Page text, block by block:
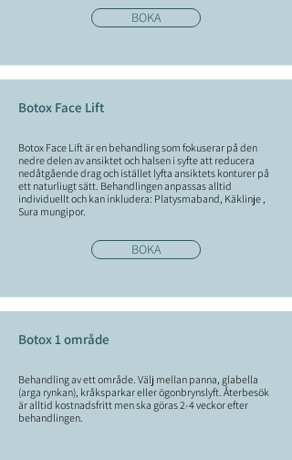
BOKA
Botox Face Lift
Botox Face Lift är en behandling som fokuserar på den
nedre delen av ansiktet och halsen i syfte att reducera
nedåtgående drag och istället lyfta ansiktets konturer på
ett naturliugt sätt. Behandlingen anpassas alltid
individuellt och kan inkludera: Platysmaband, Käklinje ,
Sura mungipor.
BOKA
Botox 1 område
Behandling av ett område. Välj mellan panna, glabella
(arga rynkan), kråksparkar eller ögonbrynslyft. Återbesök
är alltid kostnadsfritt men ska göras 2-4 veckor efter
behandlingen.